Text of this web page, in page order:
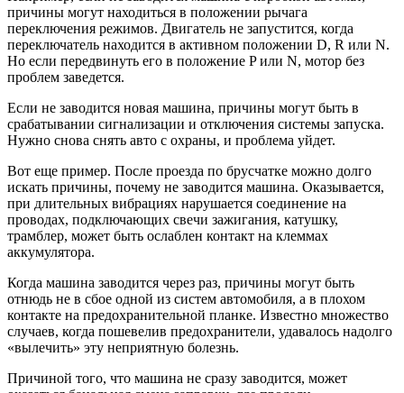
причины могут находиться в положении рычага
переключения режимов. Двигатель не запустится, когда
переключатель находится в активном положении D, R или N.
Но если передвинуть его в положение P или N, мотор без
проблем заведется.
Если не заводится новая машина, причины могут быть в
срабатывании сигнализации и отключения системы запуска.
Нужно снова снять авто с охраны, и проблема уйдет.
Вот еще пример. После проезда по брусчатке можно долго
искать причины, почему не заводится машина. Оказывается,
при длительных вибрациях нарушается соединение на
проводах, подключающих свечи зажигания, катушку,
трамблер, может быть ослаблен контакт на клеммах
аккумулятора.
Когда машина заводится через раз, причины могут быть
отнюдь не в сбое одной из систем автомобиля, а в плохом
контакте на предохранительной планке. Известно множество
случаев, когда пошевелив предохранители, удавалось надолго
«вылечить» эту неприятную болезнь.
Причиной того, что машина не сразу заводится, может